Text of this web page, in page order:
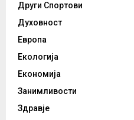
Други Спортови
Духовност
Европа
Екологија
Економија
Занимливости
Здравје